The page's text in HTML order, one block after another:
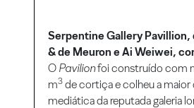
Serpentine Gallery Pavillion,
& de Meuron e Ai Weiwei,
O Pavilionfoi construído com
m3 de cortiça e colheu a
mediática da reputada galeria